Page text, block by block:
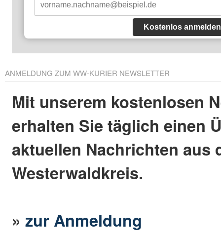
Kostenlos anmelden
ANMELDUNG ZUM WW-KURIER NEWSLETTER
Mit unserem kostenlosen
erhalten Sie täglich einen
aktuellen Nachrichten aus
Westerwaldkreis.
»zur Anmeldung